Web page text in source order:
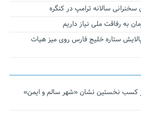
سالانه ترامپ در کنگره
به رفاقت ملی نیاز داریم
پالایش ستاره خلیج فارس روی میز هیات
کسب نخستین نشان «شهر سالم و ایمن»